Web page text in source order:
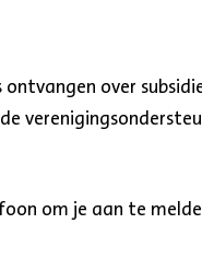
over
om je aan te